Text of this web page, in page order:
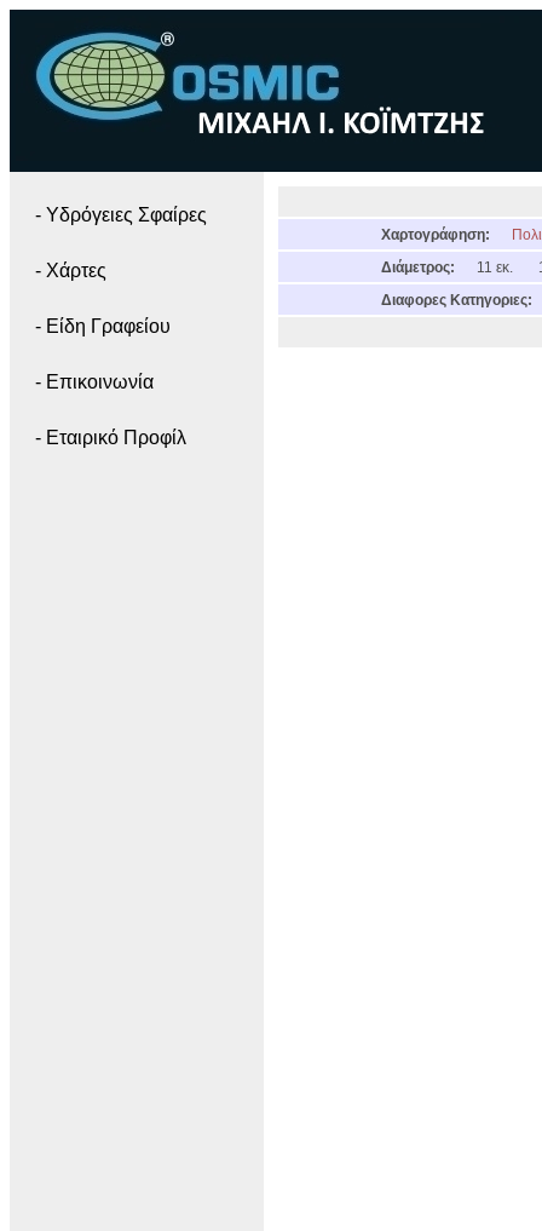
- Yδρόγειες Σφαίρες
- Χάρτες
- Είδη Γραφείου
- Επικοινωνία
- Εταιρικό Προφίλ
Χαρτογράφηση:
Διάμετρος:
11 εκ.
Διαφορες Κατηγοριες: